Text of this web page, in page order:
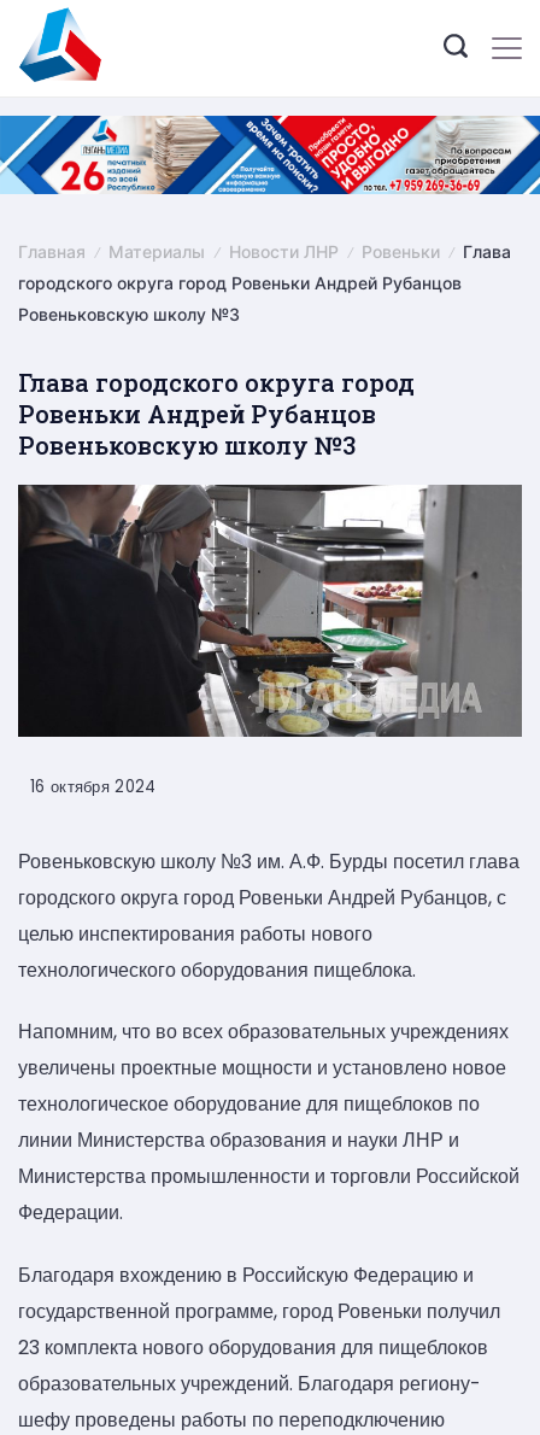
content
Главная Материалы Новости ЛНР Ровеньки
Глава
городского округа город Ровеньки Андрей Рубанцов
Ровеньковскую школу №3
Глава городского округа город
Ровеньки Андрей Рубанцов
Ровеньковскую школу №3
16 октября 2024
Ровеньковскую школу №3 им. А.Ф. Бурды посетил глава
городского округа город Ровеньки Андрей Рубанцов, с
целью инспектирования работы нового
технологического оборудования пищеблока.
Напомним, что во всех образовательных учреждениях
увеличены проектные мощности и установлено новое
технологическое оборудование для пищеблоков по
линии Министерства образования и науки ЛНР и
Министерства промышленности и торговли Российской
Федерации.
Благодаря вхождению в Российскую Федерацию и
государственной программе, город Ровеньки получил
23 комплекта нового оборудования для пищеблоков
образовательных учреждений. Благодаря региону-
шефу проведены работы по переподключению